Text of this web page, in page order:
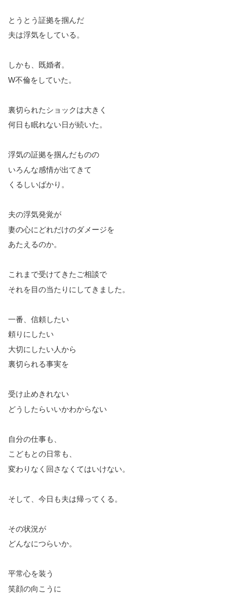
とうとう証拠を掴んだ
夫は浮気をしている。
しかも、既婚者。
W不倫をしていた。
裏切られたショックは大きく
何日も眠れない日が続いた。
浮気の証拠を掴んだものの
いろんな感情が出てきて
くるしいばかり。
夫の浮気発覚が
妻の心にどれだけのダメージを
あたえるのか。
これまで受けてきたご相談で
それを目の当たりにしてきました。
一番、信頼したい
頼りにしたい
大切にしたい人から
裏切られる事実を
受け止めきれない
どうしたらいいかわからない
自分の仕事も、
こどもとの日常も、
変わりなく回さなくてはいけない。
そして、今日も夫は帰ってくる。
その状況が
どんなにつらいか。
平常心を装う
笑顔の向こうに